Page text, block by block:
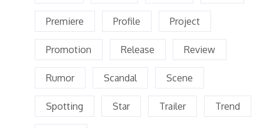
Premiere Profile Project
Promotion Release Review
Rumor Scandal Scene
Spotting Star Trailer Trend